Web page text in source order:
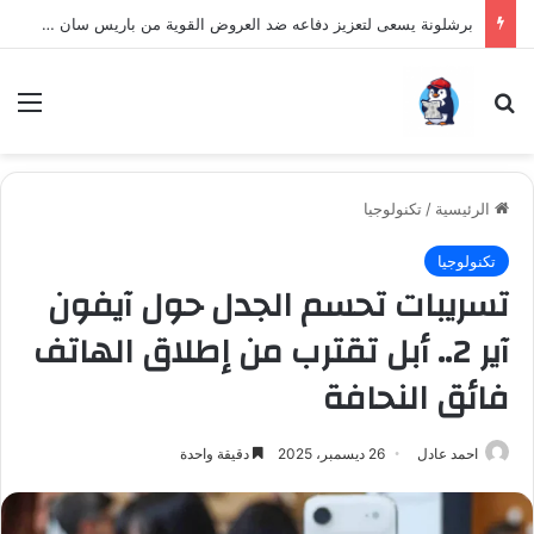
برشلونة يسعى لتعزيز دفاعه ضد العروض القوية من باريس سان جيرمان لنجم الأرجنتين
بحث عن
الرئيسية / تكنولوجيا
تكنولوجيا
تسريبات تحسم الجدل حول آيفون
آير 2.. أبل تقترب من إطلاق الهاتف
فائق النحافة
احمد عادل 26 ديسمبر، 2025 دقيقة واحدة